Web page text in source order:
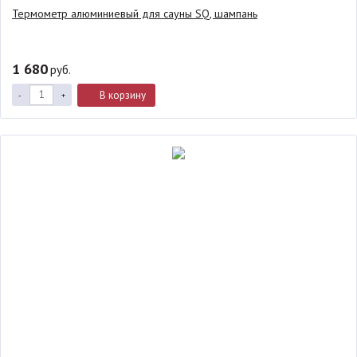
Термометр алюминиевый для сауны SQ, шампань
1 680руб.
- + В корзину